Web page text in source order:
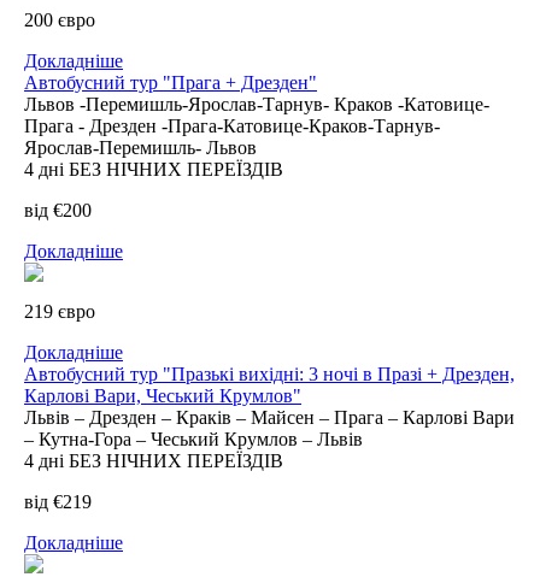
200 євро
Докладніше
Автобусний тур "Прага + Дрезден"
Львов -Перемишль-Ярослав-Тарнув- Краков -Катовице-
Прага - Дрезден -Прага-Катовице-Краков-Тарнув-
Ярослав-Перемишль- Львов
4 дні БЕЗ НІЧНИХ ПЕРЕЇЗДІВ
від €200
Докладніше
219 євро
Докладніше
Автобусний тур "Празькі вихідні: 3 ночі в Празі + Дрезден,
Карлові Вари, Чеський Крумлов"
Львів – Дрезден – Краків – Майсен – Прага – Карлові Вари
– Кутна-Гора – Чеський Крумлов – Львів
4 дні БЕЗ НІЧНИХ ПЕРЕЇЗДІВ
від €219
Докладніше